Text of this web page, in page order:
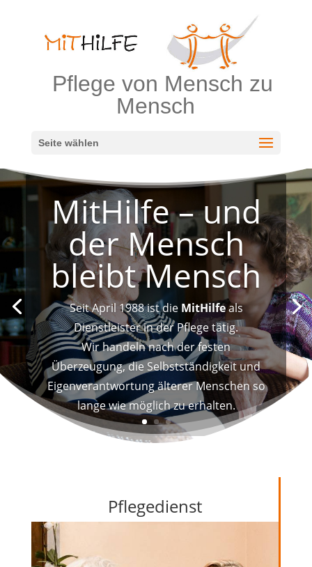
Pflege von Mensch zu
Mensch
Seite wählen
MitHilfe – und
der Mensch
bleibt Mensch
Seit April 1988 ist die MitHilfeals
Dienstleister in der Pflege tätig.
Wir handeln nach der festen
Überzeugung, die Selbstständigkeit und
Eigenverantwortung älterer Menschen so
lange wie möglich zu erhalten.
Pflegedienst